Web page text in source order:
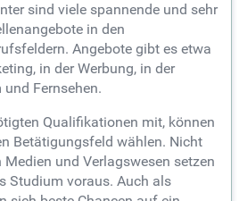
sind viele spannende und sehr
in den
Angebote gibt es etwa
in der Werbung, in der
und Fernsehen.
Qualifikationen mit, können
Betätigungsfeld wählen. Nicht
und Verlagswesen setzen
Studium voraus. Auch als